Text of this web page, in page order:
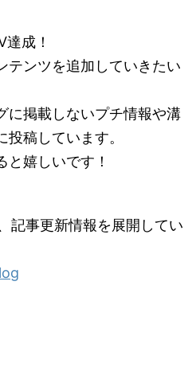
成！
テンツを追加していきたい
に掲載しないプチ情報や溝
稿しています。
と嬉しいです！
記事更新情報を展開してい